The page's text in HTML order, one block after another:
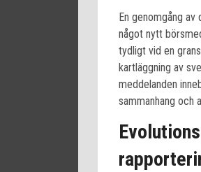
En genomgång
något nytt
tydligt vid en
kartläggning av
meddelanden
sammanhang och